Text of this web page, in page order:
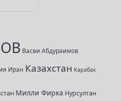
Васви Абдураимов
Иран Казахстан Карабах
Милли Фирка Нурсултан